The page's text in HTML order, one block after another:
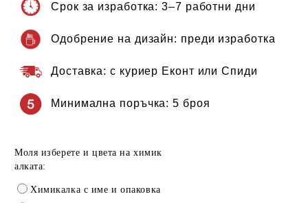
Срок за изработка: 3–7 работни дни
Одобрение на дизайн: преди изработка
Доставка: с куриер Еконт или Спиди
Минимална поръчка: 5 броя
Моля изберете и цвета на химик
алката:
Химикалка с име и опаковка